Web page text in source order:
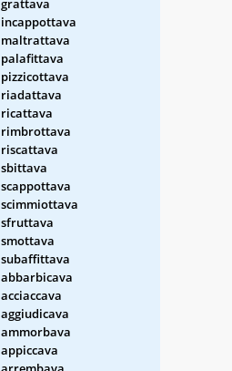
incappottava
maltrattava
palafittava
pizzicottava
riadattava
ricattava
rimbrottava
riscattava
sbittava
scappottava
scimmiottava
sfruttava
smottava
subaffittava
abbarbicava
acciaccava
aggiudicava
ammorbava
appiccava